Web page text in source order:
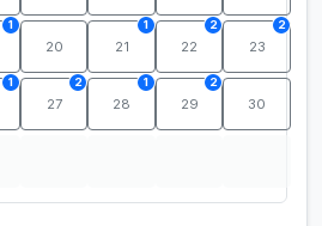
1
20 21
1
22
2
23
2
1
27
2
28
1
29
2
30